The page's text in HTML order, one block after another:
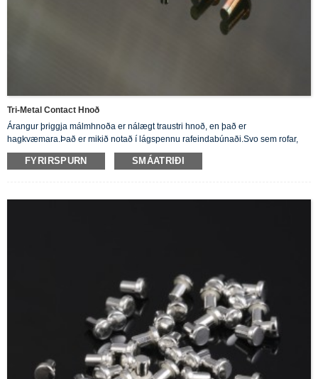
Tri-Metal Contact Hnoð
Árangur þriggja málmhnoða er nálægt traustri hnoð, en það er
hagkvæmara.Það er mikið notað í lágspennu rafeindabúnaði.Svo sem rofar,
liða, tengiliðir, stýringar osfrv.
FYRIRSPURN SMÁATRIÐI